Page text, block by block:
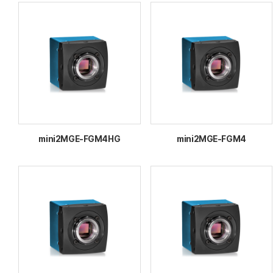
mini2MGE-FGM4HG mini2MGE-FGM4